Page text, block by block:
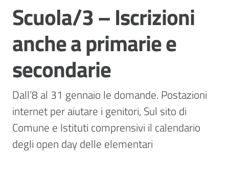
Amministrazione
Novità
Servizi
Vivere
Modena
Salta al contenuto
Scuola/3 – Iscrizioni
anche a primarie e
secondarie
Dall’8 al 31 gennaio le domande. Postazioni
internet per aiutare i genitori, Sul sito di
Comune e Istituti comprensivi il calendario
degli open day delle elementari